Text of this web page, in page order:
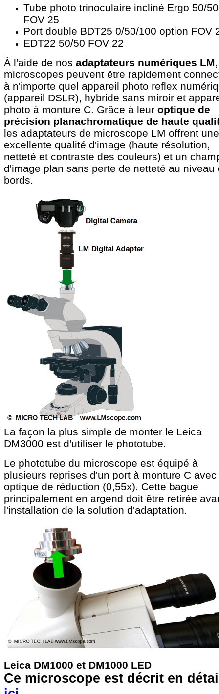
Tube photo trinoculaire incliné Ergo 50/50
FOV 25
Port double BDT25 0/50/100 option FOV
EDT22 50/50 FOV 22
À l'aide de nos adaptateurs numériques LM
microscopes peuvent être rapidement
à n'importe quel appareil photo reflex
(appareil DSLR), hybride sans miroir et
photo à monture C. Grâce à leur optique de
précision planachromatique de haute
les adaptateurs de microscope LM offrent une
excellente qualité d'image (haute résolution,
netteté et contraste des couleurs) et un
d'image plan sans perte de netteté au niveau
bords.
La façon la plus simple de monter le Leica
DM3000 est d'utiliser le phototube.
Le phototube du microscope est équipé à
plusieurs reprises d'un port à monture C avec
optique de réduction (0,55x). Cette bague
principalement en argend doit être retirée
l'installation de la solution d'adaptation.
Leica DM1000 et DM1000 LED
Ce microscope est décrit en